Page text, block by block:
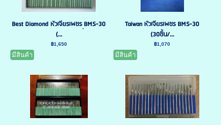
Best Diamond หัวเจียรเพชร ฺBMS-30
(...
฿1,650
มีสินค้า
Taiwan หัวเจียรเพชร BMS-30
(30ชิ้น/...
฿1,070
มีสินค้า